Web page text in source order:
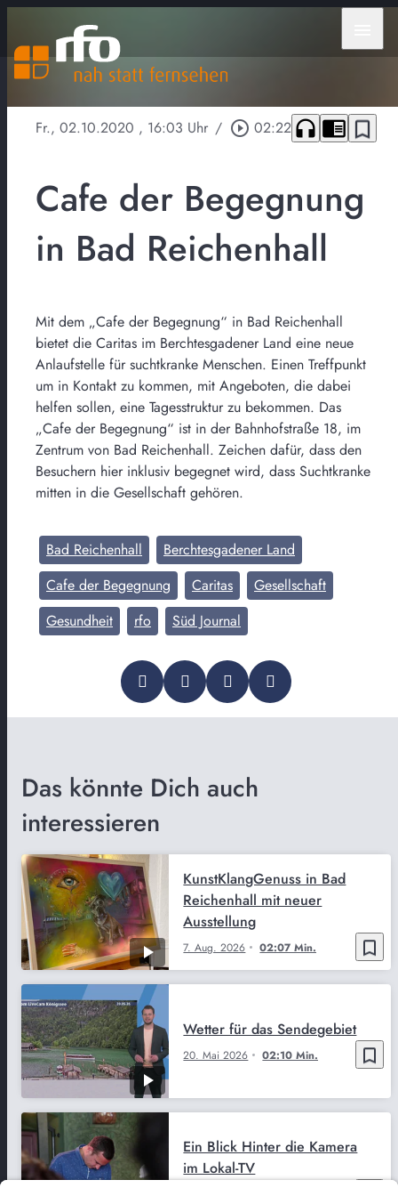
Fr., 02.10.2020 , 16:03 Uhr / play_circle_outline 02:22 headphones chrome_reader_mode bookmark_border
Cafe der Begegnung
in Bad Reichenhall
Mit dem „Cafe der Begegnung“ in Bad Reichenhall
bietet die Caritas im Berchtesgadener Land eine neue
Anlaufstelle für suchtkranke Menschen. Einen Treffpunkt
um in Kontakt zu kommen, mit Angeboten, die dabei
helfen sollen, eine Tagesstruktur zu bekommen. Das
„Cafe der Begegnung“ ist in der Bahnhofstraße 18, im
Zentrum von Bad Reichenhall. Zeichen dafür, dass den
Besuchern hier inklusiv begegnet wird, dass Suchtkranke
mitten in die Gesellschaft gehören.
Bad Reichenhall
Berchtesgadener Land
Cafe der Begegnung
Caritas
Gesellschaft
Gesundheit
rfo Süd Journal
Das könnte Dich auch
interessieren
bookmark_border
7. Aug. 2026 02:07 Min.
KunstKlangGenuss in Bad
Reichenhall mit neuer
Ausstellung
bookmark_border
20. Mai 2026 02:10 Min.
Wetter für das Sendegebiet
Ein Blick Hinter die Kamera
im Lokal-TV